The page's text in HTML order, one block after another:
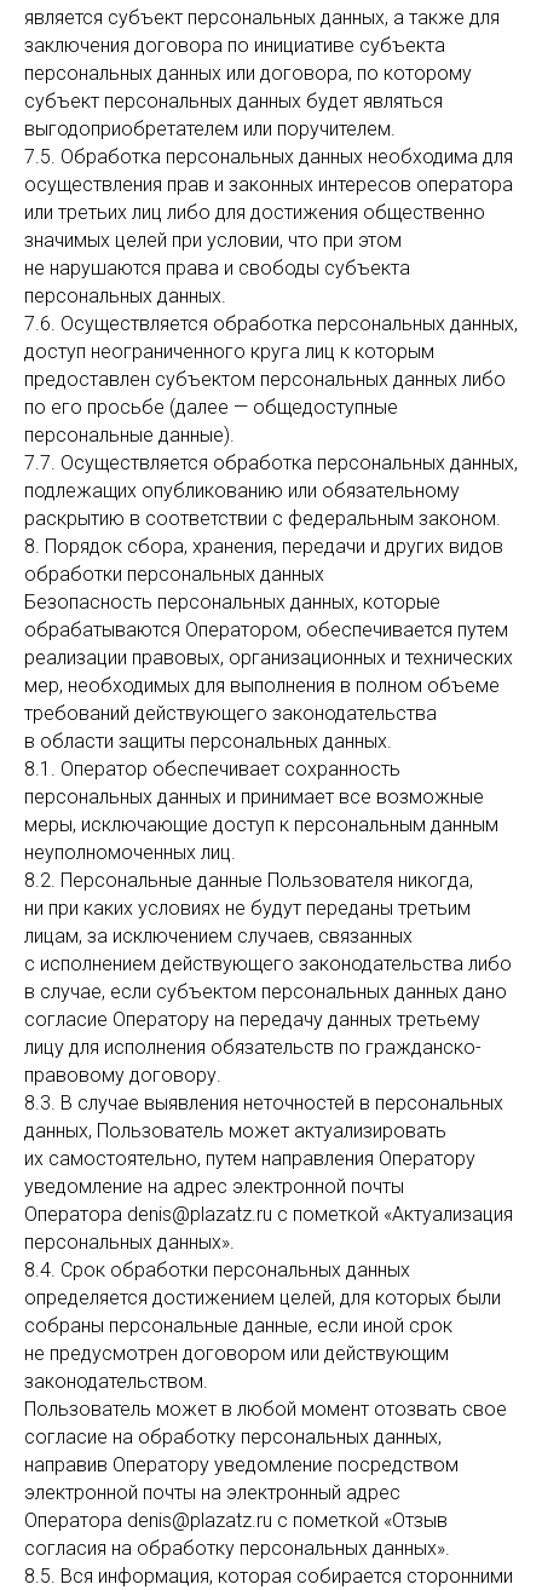
является субъект персональных данных, а также для
заключения договора по инициативе субъекта
персональных данных или договора, по которому
субъект персональных данных будет являться
выгодоприобретателем или поручителем.
7.5. Обработка персональных данных необходима для
осуществления прав и законных интересов оператора
или третьих лиц либо для достижения общественно
значимых целей при условии, что при этом
не нарушаются права и свободы субъекта
персональных данных.
7.6. Осуществляется обработка персональных данных,
доступ неограниченного круга лиц к которым
предоставлен субъектом персональных данных либо
по его просьбе (далее — общедоступные
персональные данные).
7.7. Осуществляется обработка персональных данных,
подлежащих опубликованию или обязательному
раскрытию в соответствии с федеральным законом.
8. Порядок сбора, хранения, передачи и других видов
обработки персональных данных
Безопасность персональных данных, которые
обрабатываются Оператором, обеспечивается путем
реализации правовых, организационных и технических
мер, необходимых для выполнения в полном объеме
требований действующего законодательства
в области защиты персональных данных.
8.1. Оператор обеспечивает сохранность
персональных данных и принимает все возможные
меры, исключающие доступ к персональным данным
неуполномоченных лиц.
8.2. Персональные данные Пользователя никогда,
ни при каких условиях не будут переданы третьим
лицам, за исключением случаев, связанных
с исполнением действующего законодательства либо
в случае, если субъектом персональных данных дано
согласие Оператору на передачу данных третьему
лицу для исполнения обязательств по гражданско-
правовому договору.
8.3. В случае выявления неточностей в персональных
данных, Пользователь может актуализировать
их самостоятельно, путем направления Оператору
уведомление на адрес электронной почты
Оператора denis@plazatz.ru с пометкой «Актуализация
персональных данных».
8.4. Срок обработки персональных данных
определяется достижением целей, для которых были
собраны персональные данные, если иной срок
не предусмотрен договором или действующим
законодательством.
Пользователь может в любой момент отозвать свое
согласие на обработку персональных данных,
направив Оператору уведомление посредством
электронной почты на электронный адрес
Оператора denis@plazatz.ru с пометкой «Отзыв
согласия на обработку персональных данных».
8.5. Вся информация, которая собирается сторонними